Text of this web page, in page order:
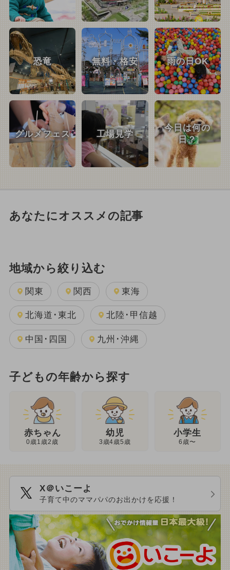
恐竜 無料・格安 雨の日OK
グルメフェス 工場見学
今日は何の
日？
あなたにオススメの記事
地域から絞り込む
関東 関西 東海
北海道･東北 北陸･甲信越
中国･四国 九州･沖縄
子どもの年齢から探す
赤ちゃん
0歳1歳2歳
幼児
3歳4歳5歳
小学生
6歳〜
X＠いこーよ
子育て中のママパパのお出かけを応援！